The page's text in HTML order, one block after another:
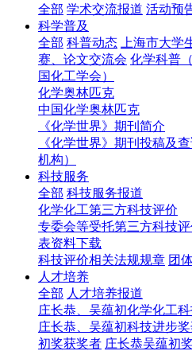
全部 学术交流报道 活动预
科学普及
全部 科普动态
上海市大学
赛、论文交流会 化学科普
国化工学会）
化学奥林匹克
中国化学奥林匹克
《化学世界》期刊简介
《化学世界》期刊投稿及
机构）
科技服务
全部 科技服务报道
化学化工第三方科技评价
专委会等受托第三方科技
表资料下载
科技评价相关法规规章 团
人才培养
全部 人才培养报道
庄长恭、吴蕴初化学化工
庄长恭、吴蕴初科技进步
初奖获奖者 庄长恭吴蕴初